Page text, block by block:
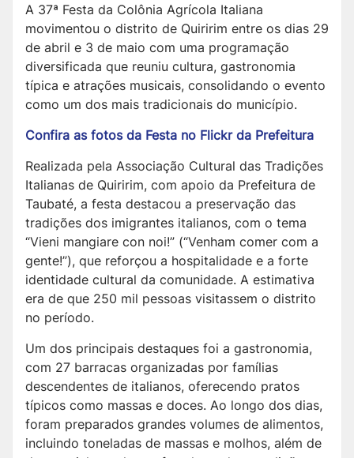
A 37ª Festa da Colônia Agrícola Italiana
movimentou o distrito de Quiririm entre os dias 29
de abril e 3 de maio com uma programação
diversificada que reuniu cultura, gastronomia
típica e atrações musicais, consolidando o evento
como um dos mais tradicionais do município.
Confira as fotos da Festa no Flickr da Prefeitura
Realizada pela Associação Cultural das Tradições
Italianas de Quiririm, com apoio da Prefeitura de
Taubaté, a festa destacou a preservação das
tradições dos imigrantes italianos, com o tema
“Vieni mangiare con noi!” (“Venham comer com a
gente!”), que reforçou a hospitalidade e a forte
identidade cultural da comunidade. A estimativa
era de que 250 mil pessoas visitassem o distrito
no período.
Um dos principais destaques foi a gastronomia,
com 27 barracas organizadas por famílias
descendentes de italianos, oferecendo pratos
típicos como massas e doces. Ao longo dos dias,
foram preparados grandes volumes de alimentos,
incluindo toneladas de massas e molhos, além de